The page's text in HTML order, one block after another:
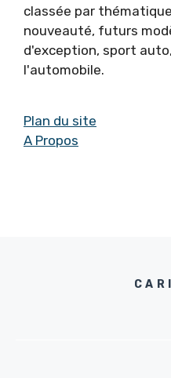
classée par
nouveauté, futurs
d'exception, sport
l'automobile.
Plan du site
A Propos